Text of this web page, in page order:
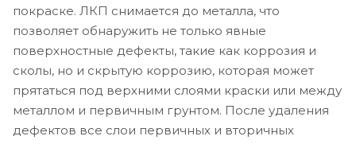
покраске. ЛКП снимается до металла, что
позволяет обнаружить не только явные
поверхностные дефекты, такие как коррозия и
сколы, но и скрытую коррозию, которая может
прятаться под верхними слоями краски или между
металлом и первичным грунтом. После удаления
дефектов все слои первичных и вторичных